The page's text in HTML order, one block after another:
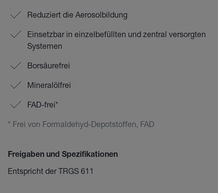
Reduziert die Aerosolbildung
Einsetzbar in einzelbefüllten und zentral versorgten
Systemen
Borsäurefrei
Mineralölfrei
FAD-frei*
* Frei von Formaldehyd-Depotstoffen, FAD
Freigaben und Spezifikationen
Entspricht der TRGS 611